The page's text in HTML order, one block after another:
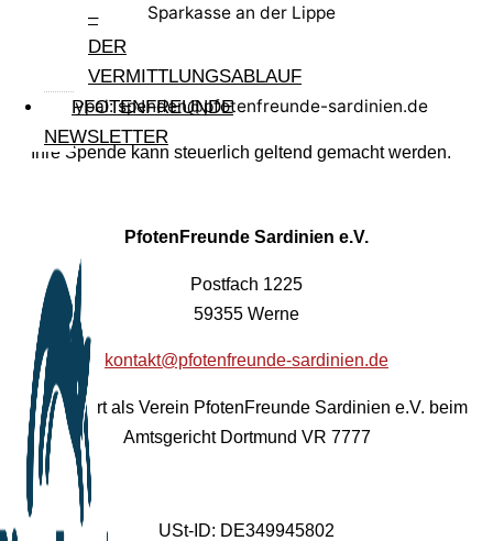
–
DER
VERMITTLUNGSABLAUF
PFOTENFREUNDE
NEWSLETTER
Sparkasse an der Lippe
Paypal: spenden@pfotenfreunde-sardinien.de
Ihre Spende kann steuerlich geltend gemacht werden.
PfotenFreunde Sardinien e.V.
Postfach 1225
59355 Werne
kontakt@pfotenfreunde-sardinien.de
Registriert als Verein PfotenFreunde Sardinien e.V. beim
Amtsgericht Dortmund VR 7777
USt-ID: DE349945802